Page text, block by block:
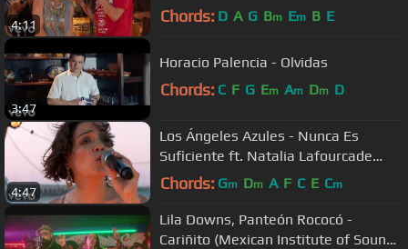
4:11 Chords: D A G Bm Em B E
3:47
Horacio Palencia - Olvidas
Chords: C F G Em Am Dm D
4:47
Los Ángeles Azules - Nunca Es
Suficiente ft. Natalia Lafourcade
(Live)
Chords: Gm Dm A F C E Cm
Lila Downs, Panteón Rococó -
Cariñito (Mexican Institute of Sound